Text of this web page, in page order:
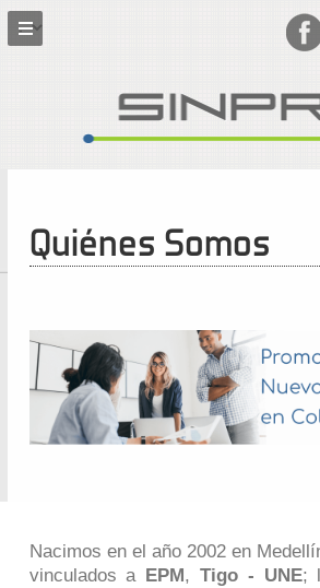
Quiénes Somos
Nacimos en el año 2002 en
vinculados a EPM ,Tigo - UNE;